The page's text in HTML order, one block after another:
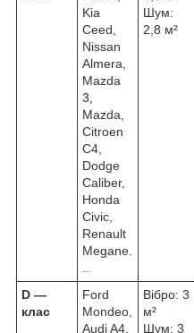
Kia
Ceed,
Nissan
Almera,
Mazda
3,
Mazda,
Citroen
C4,
Dodge
Caliber,
Honda
Civic,
Renault
Megane.
Шум:
2,8 м²
D ―
клас
Ford
Mondeo,
Audi A4,
Вібро: 3
м²
Шум: 3